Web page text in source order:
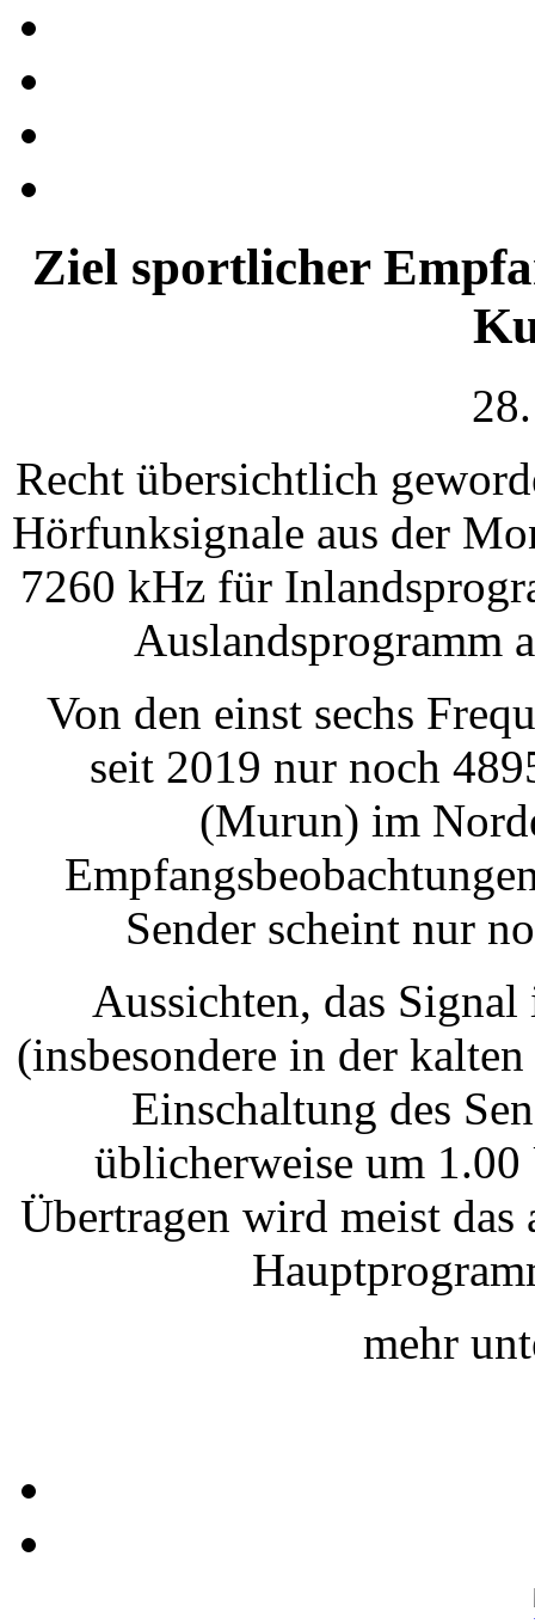
Ziel sportlicher
Recht übersichtlich
Hörfunksignale aus der
7260 kHz für
Auslandsprogramm
Von den einst sechs
seit 2019 nur noch
(Murun) im
Sender scheint nur
Aussichten, das
(insbesondere in der
Einschaltung des
üblicherweise um
Übertragen wird meist das
mehr